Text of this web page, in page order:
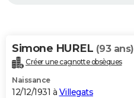
Alimentation
Guide de la santé
Maladies
Médicaments
Sommeil
VOYAGE
Destinations
City break
Voyage nature
Voyage de noces
Forum
Climat
+PHOTO
Simone HUREL (93 ans)
Créer une cagnotte obsèques
Naissance
12/12/1931 à Villegats